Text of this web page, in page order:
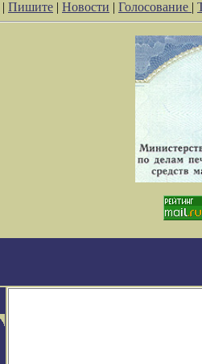
| Пишите | Новости | Голосование |